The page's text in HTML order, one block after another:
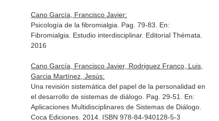
Cano García, Francisco Javier:
Psicología de la fibromialgia. Pag. 79-83. En:
Fibromialgia. Estudio interdisciplinar. Editorial Thémata.
2016
Cano García, Francisco Javier, Rodriguez Franco, Luis,
Garcia Martínez, Jesús:
Una revisión sistemática del papel de la personalidad en
el desarrollo de sistemas de diálogo. Pag. 29-51. En:
Aplicaciones Multidisciplinares de Sistemas de Diálogo.
Coca Ediciones. 2014. ISBN 978-84-940128-5-3